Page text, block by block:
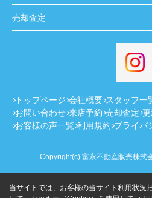
売却査定
トップページ 会社概要 スタッフ一
お問い合わせ 来店予約 売却査定
お客様の声一覧 利用規約 プライバ
Copyright(c) 富永不動産販売株式
当サイトでは、お客様の当サイト利用状況